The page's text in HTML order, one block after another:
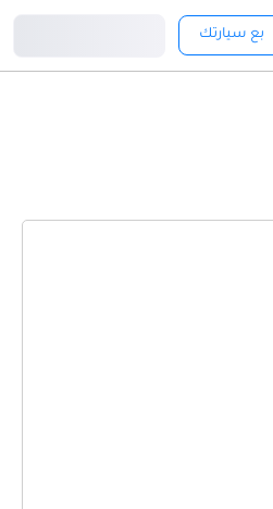
بع سيارتك